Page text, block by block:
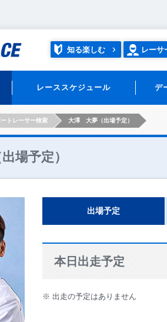
知る楽しむ レーサ
レーススケジュール デ
ートレーサー検索 大澤 大夢（出場予定）
場予定）
出場予定
本日出走予定
※ 出走の予定はありません